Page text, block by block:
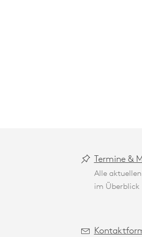
Termine &
Alle
im Überblick